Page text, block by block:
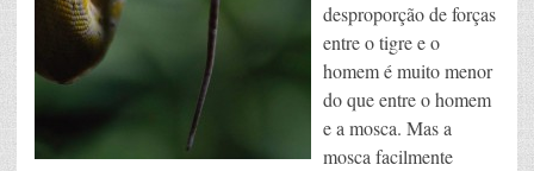
desproporção de forças
entre o tigre e o
homem é muito menor
do que entre o homem
e a mosca. Mas a
mosca facilmente